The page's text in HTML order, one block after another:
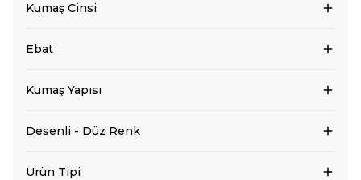
Kumaş Cinsi
Ebat
Kumaş Yapısı
Desenli - Düz Renk
Ürün Tipi